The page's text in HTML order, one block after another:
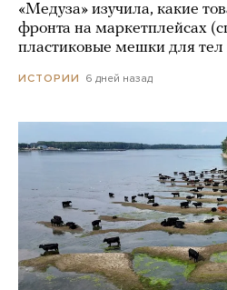
«Медуза» изучила, какие
фронта на маркетплейсах
пластиковые мешки для
ИСТОРИИ 6 дней назад